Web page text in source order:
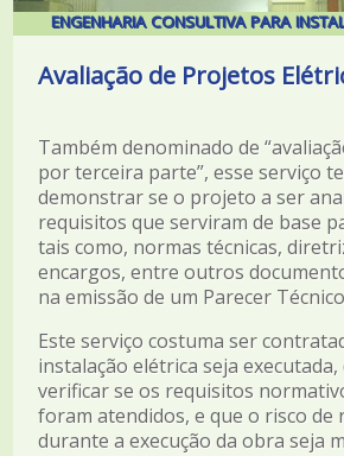
ENGENHARIA CONSULTIVA PARA
Avaliação de Projetos
Também denominado de
por terceira parte”, esse serviço
demonstrar se o projeto a ser
requisitos que serviram de base
tais como, normas técnicas,
encargos, entre outros
na emissão de um Parecer
Este serviço costuma ser
instalação elétrica seja executada,
verificar se os requisitos
foram atendidos, e que o risco de
durante a execução da obra seja